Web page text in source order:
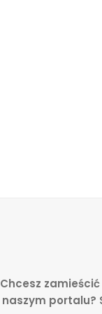
Chcesz
naszym portalu?